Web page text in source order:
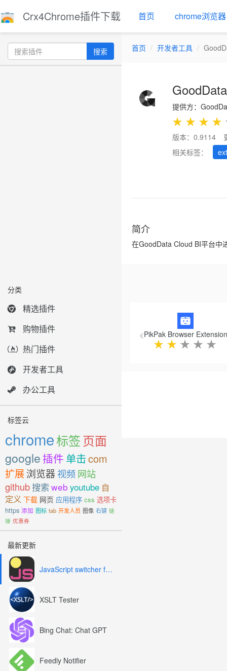
Crx4Chrome插件下载 首页 chrome浏览器
搜索
分类
精选插件
购物插件
热门插件
开发者工具
办公工具
标签云
chrome标签页面
google 插件 单击com
扩展浏览器 视频网站
github搜索web youtube 自
定义 下载 网页 应用程序 css 选项卡
https 添加 图标 tab 开发人员 图像 右键 链
接 优惠券
最新更新
JavaScript switcher for SEO and development
XSLT Tester
Bing Chat: Chat GPT
Feedly Notifier
首页 开发者工具
提供方：
★ ★ ★ ★
版本：0.9114
相关标签：
简介
在GoodData Cloud BI平台中
PikPak Browser Extension
★ ★ ★ ★ ★